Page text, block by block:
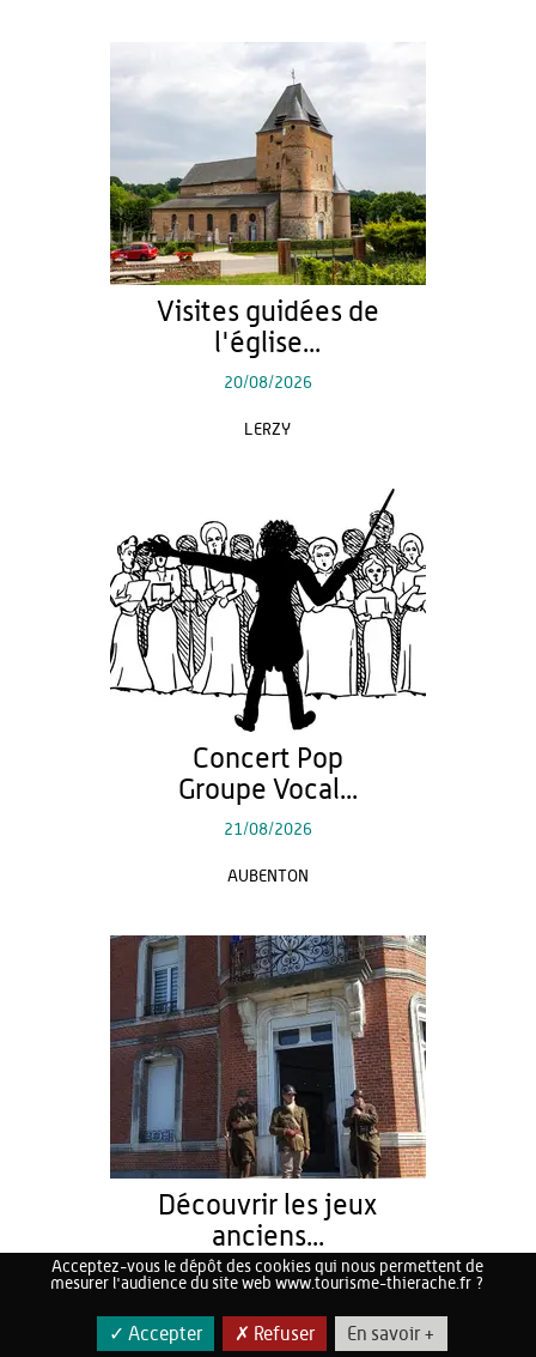
Visites guidées de
l'église...
20/08/2026
LERZY
Concert Pop
Groupe Vocal...
21/08/2026
AUBENTON
Découvrir les jeux
anciens...
Du22/08/2026au23/08/2026
LA CAPELLE
Acceptez-vous le dépôt des cookies qui nous permettent de
mesurer l'audience du site web www.tourisme-thierache.fr ?
✓ Accepter ✗ Refuser En savoir +